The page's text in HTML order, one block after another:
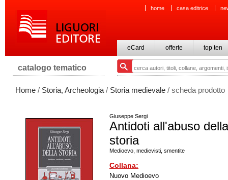
home casa editrice
eCard offerte top ten
catalogo tematico
Home / Storia, Archeologia / Storia medievale / scheda prodotto
Giuseppe Sergi
Antidoti all'abuso della
storia
Medioevo, medievisti, smentite
Collana:
Nuovo Medioevo